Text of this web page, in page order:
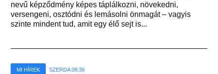
nevű képződmény képes táplálkozni, növekedni,
versengeni, osztódni és lemásolni önmagát – vagyis
szinte mindent tud, amit egy élő sejt is...
MI HÍREK SZERDA 08:36